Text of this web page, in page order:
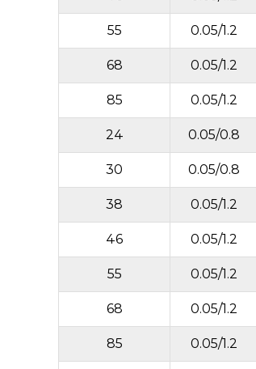
0.05/1.2
55
0.05/1.2
68
0.05/1.2
85
0.05/0.8
24
0.05/0.8
30
0.05/1.2
38
0.05/1.2
46
0.05/1.2
55
0.05/1.2
68
0.05/1.2
85